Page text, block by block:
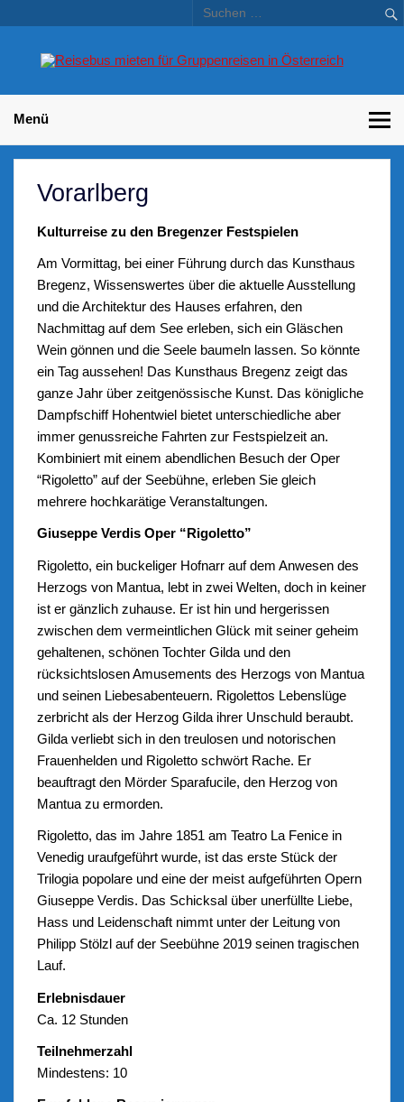
–
Menü
Vorarlberg
Kulturreise zu den Bregenzer Festspielen
Am Vormittag, bei einer Führung durch das Kunsthaus
Bregenz, Wissenswertes über die aktuelle Ausstellung
und die Architektur des Hauses erfahren, den
Nachmittag auf dem See erleben, sich ein Gläschen
Wein gönnen und die Seele baumeln lassen. So könnte
ein Tag aussehen! Das Kunsthaus Bregenz zeigt das
ganze Jahr über zeitgenössische Kunst. Das königliche
Dampfschiff Hohentwiel bietet unterschiedliche aber
immer genussreiche Fahrten zur Festspielzeit an.
Kombiniert mit einem abendlichen Besuch der Oper
“Rigoletto” auf der Seebühne, erleben Sie gleich
mehrere hochkarätige Veranstaltungen.
Giuseppe Verdis Oper “Rigoletto”
Rigoletto, ein buckeliger Hofnarr auf dem Anwesen des
Herzogs von Mantua, lebt in zwei Welten, doch in keiner
ist er gänzlich zuhause. Er ist hin und hergerissen
zwischen dem vermeintlichen Glück mit seiner geheim
gehaltenen, schönen Tochter Gilda und den
rücksichtslosen Amusements des Herzogs von Mantua
und seinen Liebesabenteuern. Rigolettos Lebenslüge
zerbricht als der Herzog Gilda ihrer Unschuld beraubt.
Gilda verliebt sich in den treulosen und notorischen
Frauenhelden und Rigoletto schwört Rache. Er
beauftragt den Mörder Sparafucile, den Herzog von
Mantua zu ermorden.
Rigoletto, das im Jahre 1851 am Teatro La Fenice in
Venedig uraufgeführt wurde, ist das erste Stück der
Trilogia popolare und eine der meist aufgeführten Opern
Giuseppe Verdis. Das Schicksal über unerfüllte Liebe,
Hass und Leidenschaft nimmt unter der Leitung von
Philipp Stölzl auf der Seebühne 2019 seinen tragischen
Lauf.
Erlebnisdauer
Ca. 12 Stunden
Teilnehmerzahl
Mindestens: 10